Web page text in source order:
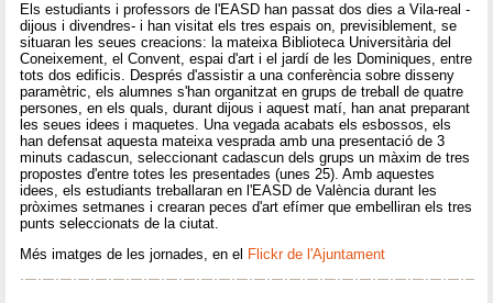
Els estudiants i professors de l'EASD han passat dos dies a Vila-real -
dijous i divendres- i han visitat els tres espais on, previsiblement, se
situaran les seues creacions: la mateixa Biblioteca Universitària del
Coneixement, el Convent, espai d'art i el jardí de les Dominiques, entre
tots dos edificis. Després d'assistir a una conferència sobre disseny
paramètric, els alumnes s'han organitzat en grups de treball de quatre
persones, en els quals, durant dijous i aquest matí, han anat preparant
les seues idees i maquetes. Una vegada acabats els esbossos, els
han defensat aquesta mateixa vesprada amb una presentació de 3
minuts cadascun, seleccionant cadascun dels grups un màxim de tres
propostes d'entre totes les presentades (unes 25). Amb aquestes
idees, els estudiants treballaran en l'EASD de València durant les
pròximes setmanes i crearan peces d'art efímer que embelliran els tres
punts seleccionats de la ciutat.
Més imatges de les jornades, en el Flickr de l'Ajuntament